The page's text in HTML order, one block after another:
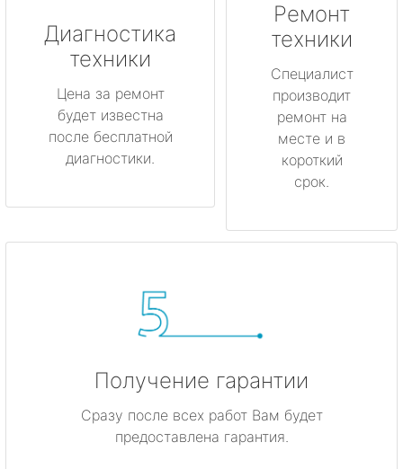
Диагностика
техники
Цена за ремонт
будет известна
после бесплатной
диагностики.
Ремонт
техники
Специалист
производит
ремонт на
месте и в
короткий
срок.
Получение гарантии
Сразу после всех работ Вам будет
предоставлена гарантия.